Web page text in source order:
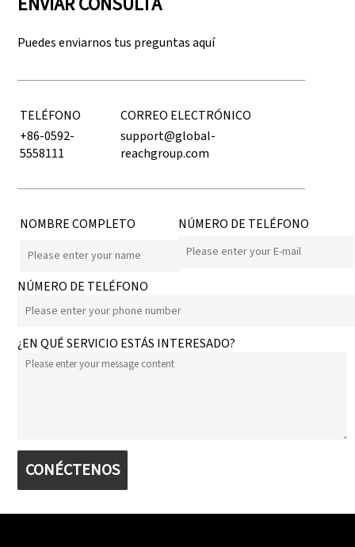
Puedes enviarnos tus preguntas aquí
TELÉFONO
CORREO ELECTRÓNICO
+86-0592-
5558111
support@global-
reachgroup.com
NOMBRE COMPLETO NÚMERO DE TELÉFONO
NÚMERO DE TELÉFONO
¿EN QUÉ SERVICIO ESTÁS INTERESADO?
CONÉCTENOS